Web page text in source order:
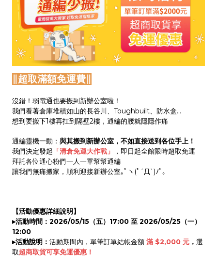
超取滿額免運費
沒錯！弱電通也要搬到新辦公室啦！
我們看著倉庫堆積如山的長谷川、Toughbuilt、防水盒...
想到要搬下1樓再扛到隔壁2樓，通編的腰就隱隱作痛
通編靈機一動： 與其搬到新辦公室，不如直接送到各位手上！
我們決定發起 「清倉免運大作戰」
，即日起全館限時超取免運
拜託各位通心粉們一人一單幫幫通編
讓我們無痛搬家，順利迎接新辦公室｡ﾟヽ(ﾟ´Д`)ﾉﾟ｡
【活動優惠詳細說明】
▸活動時間： 2026/05/15（五）17:00 至 2026/05/25（一）
12:00
▸活動說明： 活動期間內，單筆訂單結帳金額 滿 $2,000 元 ， 選
取超商取貨可享免運優惠！